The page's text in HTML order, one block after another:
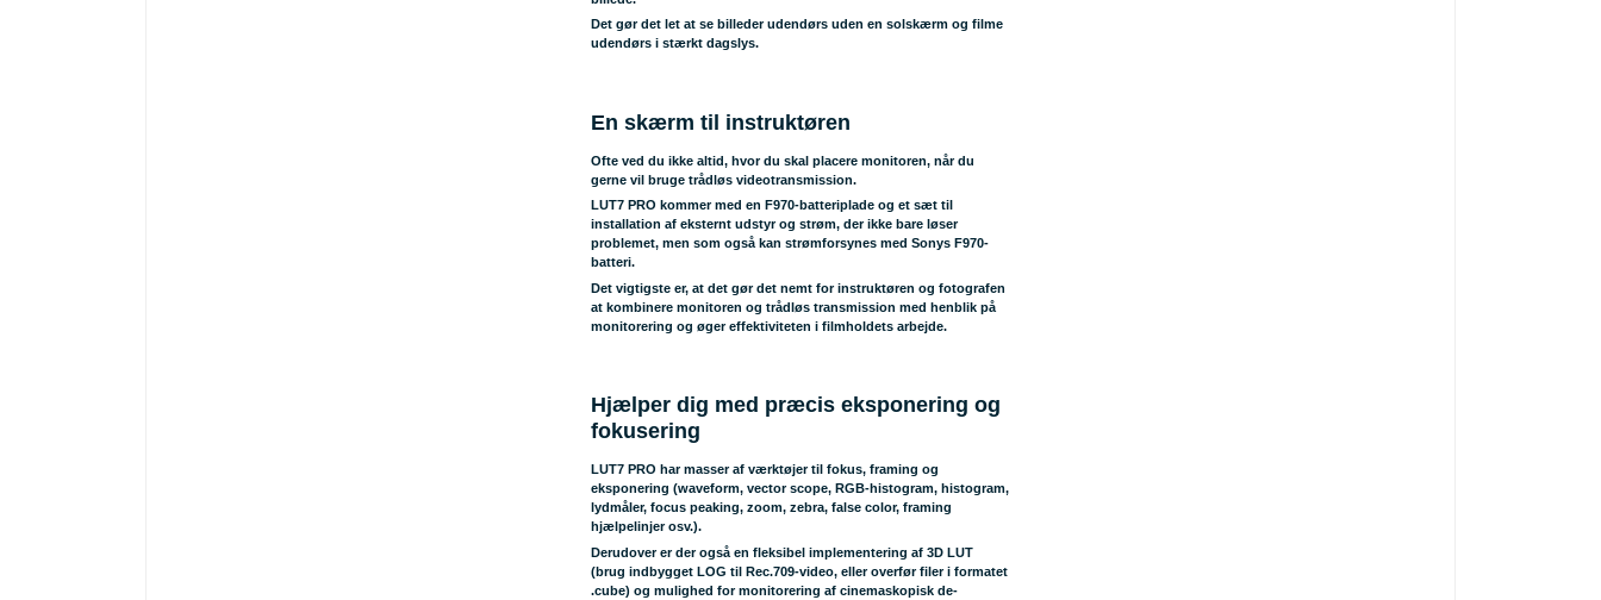
Det gør det let at se billeder udendørs uden en solskærm og filme
udendørs i stærkt dagslys.
En skærm til instruktøren
Ofte ved du ikke altid, hvor du skal placere monitoren, når du
gerne vil bruge trådløs videotransmission.
LUT7 PRO kommer med en F970-batteriplade og et sæt til
installation af eksternt udstyr og strøm, der ikke bare løser
problemet, men som også kan strømforsynes med Sonys F970-
batteri.
Det vigtigste er, at det gør det nemt for instruktøren og fotografen
at kombinere monitoren og trådløs transmission med henblik på
monitorering og øger effektiviteten i filmholdets arbejde.
Hjælper dig med præcis eksponering og
fokusering
LUT7 PRO har masser af værktøjer til fokus, framing og
eksponering (waveform, vector scope, RGB-histogram, histogram,
lydmåler, focus peaking, zoom, zebra, false color, framing
hjælpelinjer osv.).
Derudover er der også en fleksibel implementering af 3D LUT
(brug indbygget LOG til Rec.709-video, eller overfør filer i formatet
.cube) og mulighed for monitorering af cinemaskopisk de-